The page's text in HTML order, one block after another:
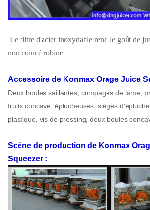
Le filtre d'acier inoxydable rend le goût de
non coincé robinet
Accessoire de Konmax Orage Juice
Deux boules saillantes, compages de lame,
fruits concave, éplucheuses, sièges
plastique, vis de pressing, deux boules
Scène de production de Konmax
Squeezer :